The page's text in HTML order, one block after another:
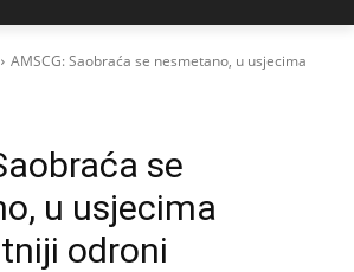
AMSCG: Saobraća se nesmetano, u usjecima
se
u usjecima
odroni